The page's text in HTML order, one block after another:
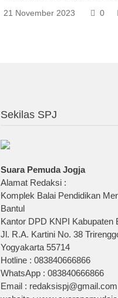
21 November 2023 0
Sekilas SPJ
Suara Pemuda Jogja
Alamat Redaksi :
Komplek Balai Pendidikan
Bantul
Kantor DPD KNPI Kabupaten
Jl. R.A. Kartini No. 38
Yogyakarta 55714
Hotline : 083840666866
WhatsApp : 083840666866
Email : redaksispj@gmail.com